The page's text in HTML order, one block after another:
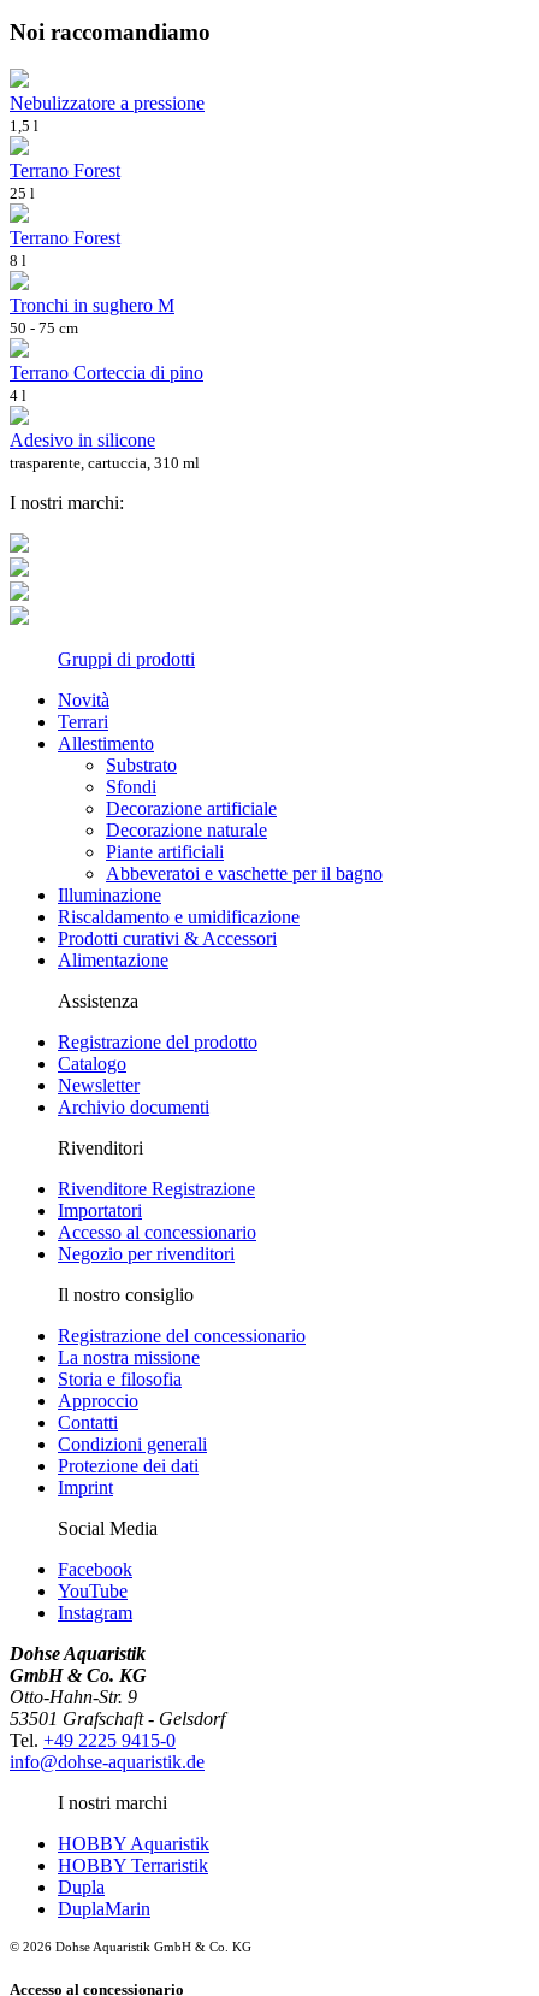
Noi raccomandiamo
Nebulizzatore a pressione
1,5 l
Terrano Forest
25 l
Terrano Forest
8 l
Tronchi in sughero M
50 - 75 cm
Terrano Corteccia di pino
4 l
Adesivo in silicone
trasparente, cartuccia, 310 ml
I nostri marchi:
Gruppi di prodotti
Novità
Terrari
Allestimento
Substrato
Sfondi
Decorazione artificiale
Decorazione naturale
Piante artificiali
Abbeveratoi e vaschette per il bagno
Illuminazione
Riscaldamento e umidificazione
Prodotti curativi & Accessori
Alimentazione
Assistenza
Registrazione del prodotto
Catalogo
Newsletter
Archivio documenti
Rivenditori
Rivenditore Registrazione
Importatori
Accesso al concessionario
Negozio per rivenditori
Il nostro consiglio
Registrazione del concessionario
La nostra missione
Storia e filosofia
Approccio
Contatti
Condizioni generali
Protezione dei dati
Imprint
Social Media
Facebook
YouTube
Instagram
Dohse Aquaristik
GmbH & Co. KG
Otto-Hahn-Str. 9
53501 Grafschaft - Gelsdorf
Tel. +49 2225 9415-0
info@dohse-aquaristik.de
I nostri marchi
HOBBY Aquaristik
HOBBY Terraristik
Dupla
DuplaMarin
© 2026 Dohse Aquaristik GmbH & Co. KG
Accesso al concessionario